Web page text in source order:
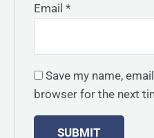
Email*
Save my name,
browser for the next